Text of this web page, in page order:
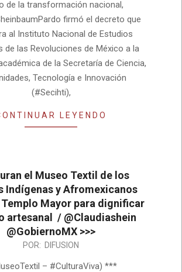
de la transformación nacional,
firmó el decreto que
al Instituto Nacional de Estudios
de las Revoluciones de México a la
de la Secretaría de Ciencia,
Tecnología e Innovación
(#Secihti),
LEYENDO
el Museo Textil de los
Indígenas y Afromexicanos
Mayor para dignificar
artesanal / @Claudiashein
@GobiernoMX >>>
POR: DIFUSION
– #CulturaViva) ***